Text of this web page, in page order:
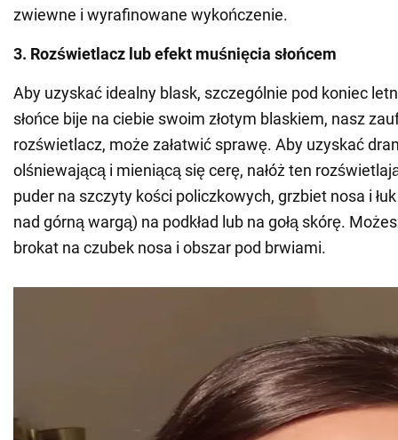
zwiewne i wyrafinowane wykończenie.
3. Rozświetlacz lub efekt muśnięcia słońcem
Aby uzyskać idealny blask, szczególnie pod koniec
słońce bije na ciebie swoim złotym blaskiem, nasz
rozświetlacz, może załatwić sprawę. Aby uzyskać
olśniewającą i mieniącą się cerę, nałóż ten
puder na szczyty kości policzkowych, grzbiet nosa i
nad górną wargą) na podkład lub na gołą skórę.
brokat na czubek nosa i obszar pod brwiami.